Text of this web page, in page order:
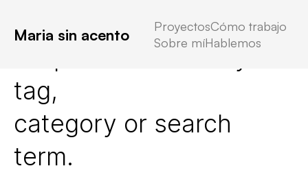
Maria sin acento ProyectosCómo trabajo
Sobre míHablemos
No posts found for your
tag,
category or search
term.